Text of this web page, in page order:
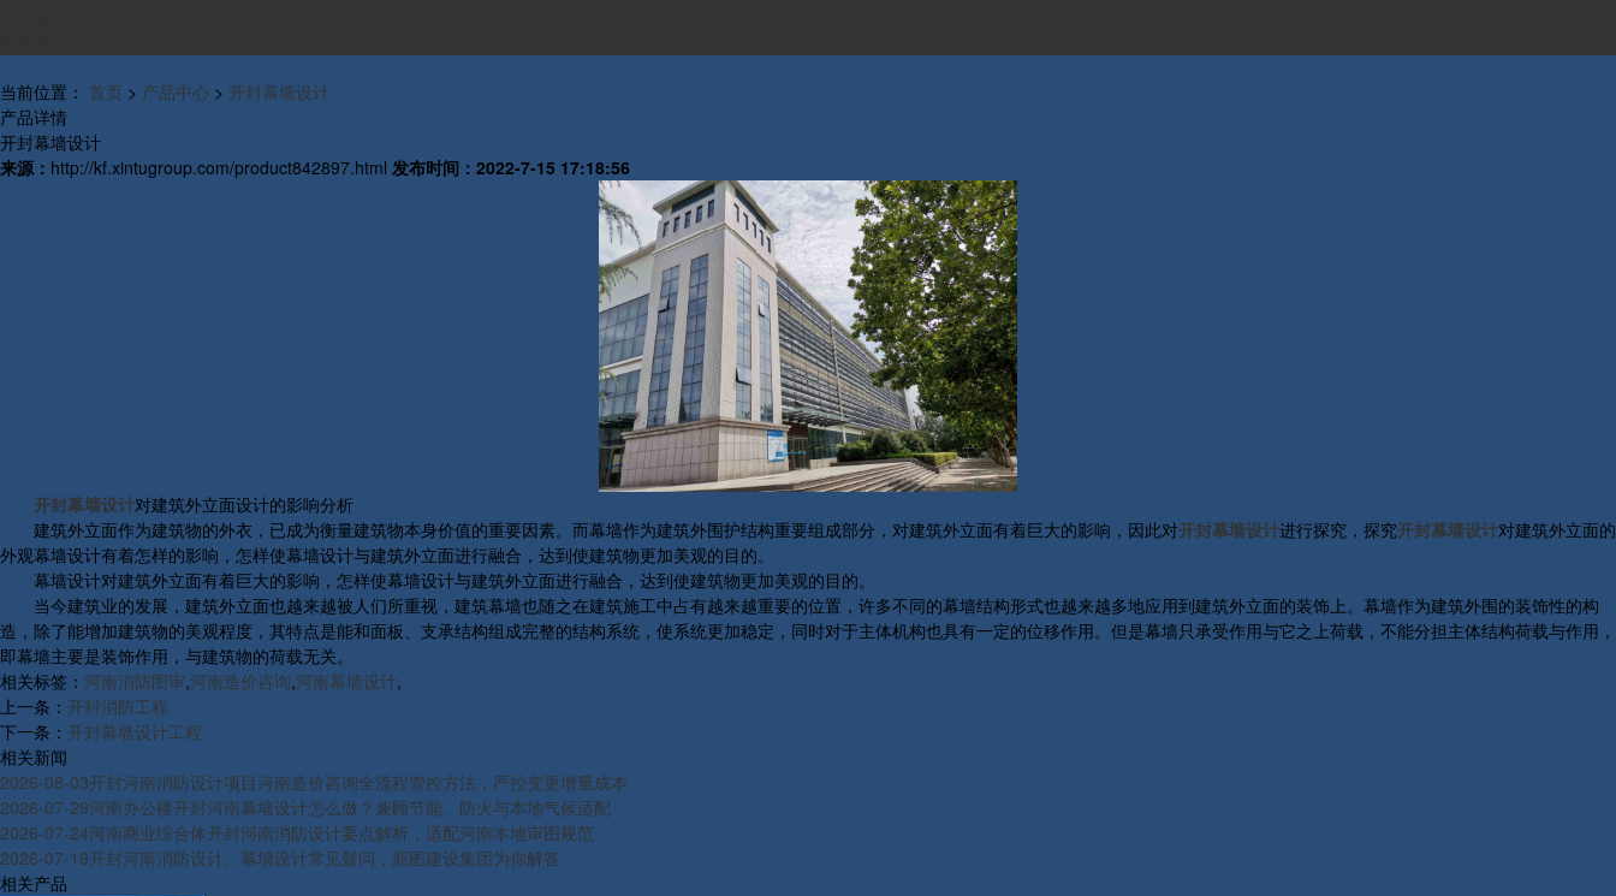
当前位置： 首页 > 产品中心 > 开封幕墙设计
产品详情
开封幕墙设计
来源： http://kf.xintugroup.com/product842897.html 发布时间： 2022-7-15 17:18:56
开封幕墙设计对建筑外立面设计的影响分析
建筑外立面作为建筑物的外衣，已成为衡量建筑物本身价值的重要因素。而幕墙作为建筑外围护结构重要组成部分，对建筑外立面有着巨大的影响，因此对开封幕墙设计进行探究，探究开封幕墙设计对建筑外立面的
外观幕墙设计有着怎样的影响，怎样使幕墙设计与建筑外立面进行融合，达到使建筑物更加美观的目的。
幕墙设计对建筑外立面有着巨大的影响，怎样使幕墙设计与建筑外立面进行融合，达到使建筑物更加美观的目的。
当今建筑业的发展，建筑外立面也越来越被人们所重视，建筑幕墙也随之在建筑施工中占有越来越重要的位置，许多不同的幕墙结构形式也越来越多地应用到建筑外立面的装饰上。幕墙作为建筑外围的装饰性的构
造，除了能增加建筑物的美观程度，其特点是能和面板、支承结构组成完整的结构系统，使系统更加稳定，同时对于主体机构也具有一定的位移作用。但是幕墙只承受作用与它之上荷载，不能分担主体结构荷载与作用，
即幕墙主要是装饰作用，与建筑物的荷载无关。
相关标签： 河南消防图审,河南造价咨询,河南幕墙设计,
上一条： 开封消防工程
下一条： 开封幕墙设计工程
相关新闻
2026-08-03开封河南消防设计项目河南造价咨询全流程管控方法，严控变更增量成本
2026-07-29河南办公楼开封河南幕墙设计怎么做？兼顾节能、防火与本地气候适配
2026-07-24河南商业综合体开封河南消防设计要点解析，适配河南本地审图规范
2026-07-19开封河南消防设计、幕墙设计常见疑问，新图建设集团为你解答
相关产品